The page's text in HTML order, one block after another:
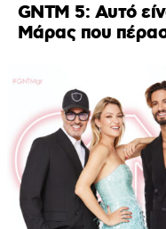
GNTM 5: Αυτό
Μάρας που